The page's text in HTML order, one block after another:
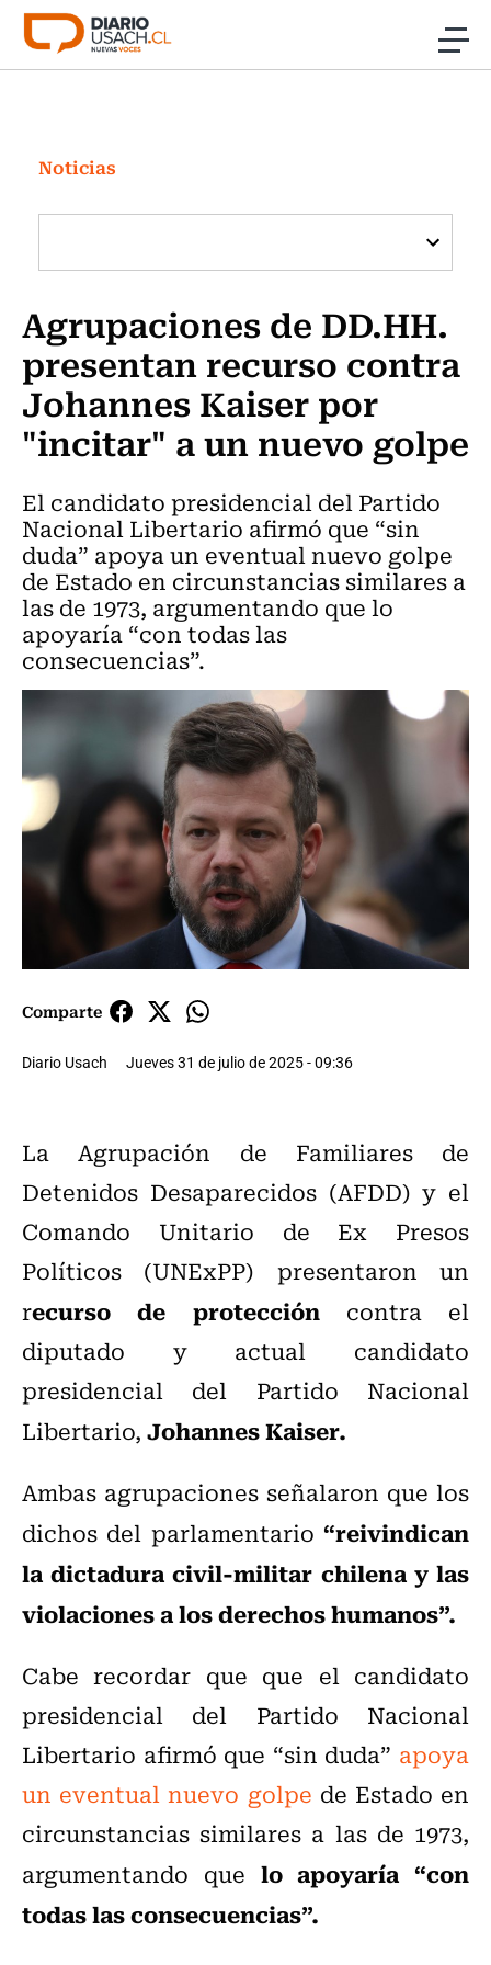
Click acá para ir directamente al contenido
Investigación
Cultura
Programas Radio y TV Usach
Noticias
Agrupaciones de DD.HH.
presentan recurso contra
Johannes Kaiser por
"incitar" a un nuevo golpe
El candidato presidencial del Partido
Nacional Libertario afirmó que “sin
duda” apoya un eventual nuevo golpe
de Estado en circunstancias similares a
las de 1973, argumentando que lo
apoyaría “con todas las
consecuencias”.
Comparte
Diario Usach Jueves 31 de julio de 2025 - 09:36
La Agrupación de Familiares de
Detenidos Desaparecidos (AFDD) y el
Comando Unitario de Ex Presos
Políticos (UNExPP) presentaron un
recurso de proteccióncontra el
diputado y actual candidato
presidencial del Partido Nacional
Libertario,Johannes Kaiser.
Ambas agrupaciones señalaron que los
dichos del parlamentario “reivindican
la dictadura civil-militar chilena y las
violaciones a los derechos humanos”.
Cabe recordar que que el candidato
presidencial del Partido Nacional
Libertario afirmó que “sin duda” apoya
un eventual nuevo golpe de Estado en
circunstancias similares a las de 1973,
argumentando que lo apoyaría “con
todas las consecuencias”.